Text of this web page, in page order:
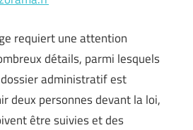
requiert une attention
détails, parmi lesquels
administratif est
deux personnes devant la loi,
être suivies et des